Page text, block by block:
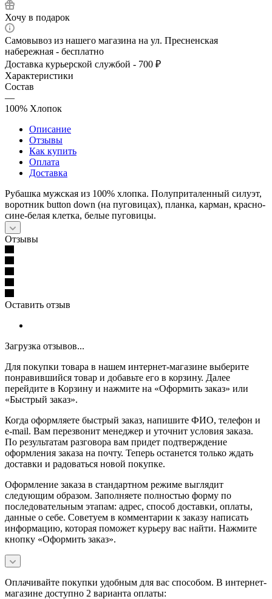
Хочу в подарок
Самовывоз из нашего магазина на ул. Пресненская
набережная - бесплатно
Доставка курьерской службой - 700 ₽
Характеристики
Состав
—
100% Хлопок
Описание
Отзывы
Как купить
Оплата
Доставка
Рубашка мужская из 100% хлопка. Полуприталенный силуэт,
воротник button down (на пуговицах), планка, карман, красно-
сине-белая клетка, белые пуговицы.
Отзывы
Оставить отзыв
Загрузка отзывов...
Для покупки товара в нашем интернет-магазине выберите
понравившийся товар и добавьте его в корзину. Далее
перейдите в Корзину и нажмите на «Оформить заказ» или
«Быстрый заказ».
Когда оформляете быстрый заказ, напишите ФИО, телефон и
e-mail. Вам перезвонит менеджер и уточнит условия заказа.
По результатам разговора вам придет подтверждение
оформления заказа на почту. Теперь останется только ждать
доставки и радоваться новой покупке.
Оформление заказа в стандартном режиме выглядит
следующим образом. Заполняете полностью форму по
последовательным этапам: адрес, способ доставки, оплаты,
данные о себе. Советуем в комментарии к заказу написать
информацию, которая поможет курьеру вас найти. Нажмите
кнопку «Оформить заказ».
Оплачивайте покупки удобным для вас способом. В интернет-
магазине доступно 2 варианта оплаты: